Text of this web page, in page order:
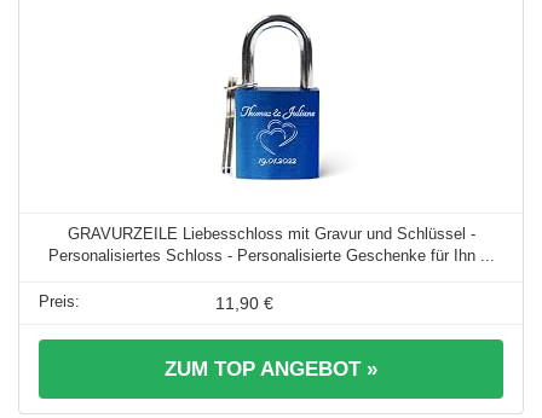
GRAVURZEILE Liebesschloss mit Gravur und Schlüssel -
Personalisiertes Schloss - Personalisierte Geschenke für Ihn ...
11,90 €
ZUM TOP ANGEBOT »